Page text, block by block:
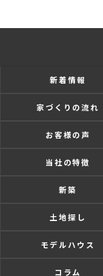
新着情報
家づくりの流れ
お客様の声
当社の特徴
新築
土地探し
モデルハウス
コラム